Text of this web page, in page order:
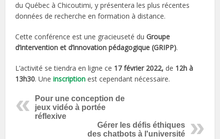
du Québec à Chicoutimi, y présentera les plus récentes
données de recherche en formation à distance.
Cette conférence est une gracieuseté duGroupe
d’intervention et d’innovation pédagogique (GRIPP).
L’activité se tiendra en ligne ce 17 février 2022, de 12h à
13h30. Uneinscription est cependant nécessaire.
Pour une conception de
jeux vidéo à portée
réflexive
Gérer les défis éthiques
des chatbots à l'université